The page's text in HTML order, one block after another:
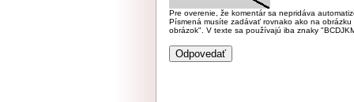
Pre overenie, že komentár sa nepridáva
Písmená musíte zadávať rovnako ako na
obrázok". V texte sa používajú iba znaky